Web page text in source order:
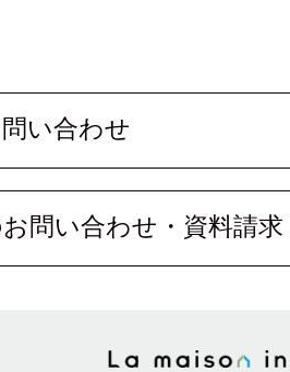
い合わせ
問い合わせ・資料請求